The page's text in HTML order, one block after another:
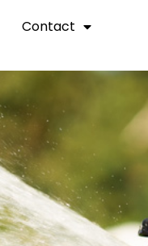
Contact